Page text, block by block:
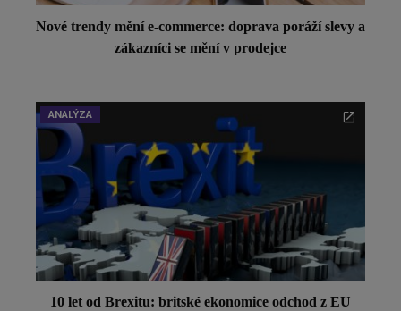
Nové trendy mění e-commerce: doprava poráží slevy a
zákazníci se mění v prodejce
ANALÝZA
10 let od Brexitu: britské ekonomice odchod z EU